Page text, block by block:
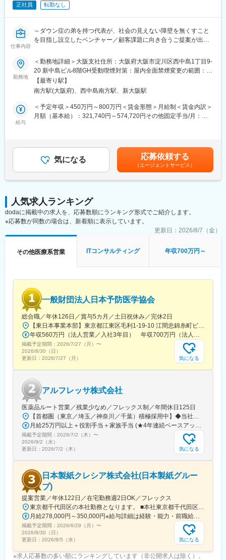
・提案資料の作成
変更の範囲：会社の定める業務
◎障がい福祉に特化した動画コンテンツ
障がい福祉の専門家による短時間動画
義務研修・障がい理解・支援の事例など、事業所の状況や職員の
レベルに応じたコンテンツを毎月追加しています。
◎研修計画も作成可能
◎累計利用人数8万人
◎累計利用施設数5,200施設
■働く環境：
◎リモート勤務がメイン：週１～３回のオンラインMTGを行って
います。
しており、事業規模の拡大や新規事業の立ち上げに向け、3年後に
は100名超の組織を目指しています。
■当社のビジョン：
当社は、障がいのある方とその家族が将来のライフプランについ
て、希望を持ち見通しを立てられる社会をつくるために生まれた
会社です。
私たちは、障がいのある方の視点に立ち、その支援者の視点に立
ち、障がいのある方を取り巻く社会の視点に立ちます。
で、固定観念に縛られることのない柔軟な姿勢と発想を持ち合わ
変更の範囲：会社の定める業務
正社員 転勤なし
仕事内容
～ダウン症の弟を持つ代表が、社会の見えない障壁を無くすこと
を目指し設立したベンチャー／顧客課題に向き合うご提案が出来
■仕事内容：
当社の主力サービスである、障がい者支援者向けオンライン研修
サービスのAE(アカウントエグゼクティブ)をお任せします。
■仕事の流れ：
障がい者支援者向けオンライン研修サービスの導入に向け、全国
のオンライン商談を行います。
一人一人の成長スピードも早く、担う仕事の重さもどんどん変わ
ります。会社の成長と個人の成長に合わせて昇進、昇給していま
人手不足で人材教育にリソースを割けない現場に向けて、知的障
碍者との向き合い方を著名講師が幅広い分野で解説しておりま
す。
障がい福祉の専門家による短時間動画
レベルに応じたコンテンツを毎月追加しています。
◎累計利用人数8万人
◎累計利用施設数5,200施設
■働く環境：
約25名
◎リモート勤務がメイン：週１～３回のオンラインMTGを行って
います。
◎メンバーへのリスペクトをし合う文化であり、目標に向かうプ
しており、事業規模の拡大や新規事業の立ち上げに向け、100名
超の組織を目指しています。
■当社のビジョン：
「障がい者にやさしい街づくり」
当社は、障がいのある方とその家族が将来のライフプランについ
て、希望を持ち見通しを立てられる社会をつくるために生まれた
会社です。
また、率先して障がいへの理解を深め、歴史と現状を認識した上
で、固定観念に縛られることのない柔軟な姿勢と発想を持ち合わ
せ、未来のありたき社会に向けて歩む先駆者でありたいと思いま
す。
変更の範囲：会社の定める業務
勤務地
＜勤務地詳細＞大阪支社住所：大阪府大阪市淀川区西中島1丁目9-
20 新中島ビル8階GH受動喫煙対策：屋内全面禁煙変更の範囲：会
社の定める事業所（リモートワーク含む）
【最寄り駅】
南方駅(大阪府)、西中島南方駅、新大阪駅
給与
＜予定年収＞450万円～800万円＜賃金形態＞月給制＜賃金内訳＞
月額（基本給）：321,740円～574,720円その他固定手当/月：
手当＞有＜給与補足＞※月給にはリモート手当3,000円を含む※現
行の年収と相談して決定賃金はあくまでも目安の金額であり、選
考を通じて上下する可能性があります。月給(月額)は固定手当を含
めた表記です。
気になる 応募依頼する
（エージェントサービス）
人気求人ランキング
dodaに掲載中の求人を、応募数順にランキング形式でご紹介します。
※応募数が同数の場合は、新着順に表示しています。
更新日： 2026/8/7（金）
その他医療系営業 ITコンサルティング 年収700万円～
一般財団法人日本予防医学協会
総合職／年休126日／賞与5カ月／土日祝休み／完休2日
【東日本事業本部】東京都江東区毛利1-19-10 江間忠錦糸町ビル※訪問先からの直行直帰が可能です！＜アクセス＞・JR総武線（快速・各駅停車）／東京メトロ半蔵門線 錦糸町駅より徒歩5分・東京メトロ半蔵門線／都営新宿線 住吉駅より徒歩5分※受動喫煙対策:屋内全面禁煙
年収560万円（法人営業／入社3年目） 年収700万円（法人営業・チームリーダー／入社5年目）
掲載予定期間： 2026/7/27（月） 〜
2026/8/30（日）
更新日： 2026/7/27（月） 気になる
アルフレッサ株式会社
医薬品ルート営業／残業少なめ／フレックス制／年間休日125日
【首都圏（東京／埼玉／神奈川／千葉）積極採用中】◆当社が展開する【北海道／関東／首都圏／中部／近畿／九州】の各事業所へご希望を考慮した上で配属となります。【北海道】北海道【関東】栃木／群馬／茨城／長野／山梨／新潟【首都圏】東京／埼玉／神奈川／千葉★積極採用エリア【中部】静岡／愛知／三重／岐阜【近畿】滋賀／兵庫／大阪／京都／奈良／和歌山【九州】福岡／長崎／熊本／大分／宮崎／鹿児島各事業所の詳細については、弊社HPよりご確認ください※「企業情報」→「拠点」よりご確認いただけます。屋内禁煙(※喫煙室あり※禁煙タイムあり※喫煙室での就労はありません)
月給25万円以上＋役割手当＋家族手当 (★4年連続ベースアップ実施！)※時間外手当別途支給※年齢、経験、能力を考慮の上、優遇します
掲載予定期間： 2026/7/2（木） 〜
2026/9/2（水）
更新日： 2026/7/2（木） 気になる
日本製紙クレシア株式会社(日本製紙グルー
プ)
提案営業／年休122日／在宅勤務週2日OK／フレックス
東京都千代田区の本社勤務となります。 ■本社東京都千代田区神田駿河台4-6御茶ノ水ソラシティ※最寄り駅：JR御茶ノ水駅、メトロ新御茶ノ水駅＼柔軟な働き方で、長く働き続けられる／営業活動は直行直帰が可能で、在宅勤務・リモートワークも週2日利用できます。フレックス制度も整っており、商談がない日は自宅で資料作成を行うなど、自分の裁量で働き方を調整できます。 無理なく働き続けられる環境だからこそ、長期的なキャリア形成が可能です。将来的に全国転勤の可能性があります。本人の希望やキャリア形成、組織状況を踏まえて決定します。【転勤エリアについて】転勤先は当社営業拠点（札幌・仙台・東京・名古屋・大阪・広島・福岡など）を想定しています。【転勤に伴う会社からの補助・制度について】転勤時には借上社宅制度の利用や住宅手当・転勤手当の支給があるため、生活面のサポート体制も整っています。※受動喫煙対策：敷地内喫煙可能場所あり
月給278,000円～350,000円※給与詳細は経験・能力・前職給与等を踏まえて決定します。
掲載予定期間： 2026/6/29（月） 〜
2026/8/30（日）
更新日： 2026/8/5（水） 気になる
※求人応募数の多い順にランキングしています（非公開求人は除く）。